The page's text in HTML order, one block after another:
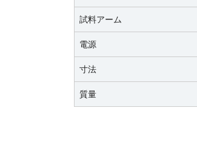
試料アーム
電源
寸法
質量